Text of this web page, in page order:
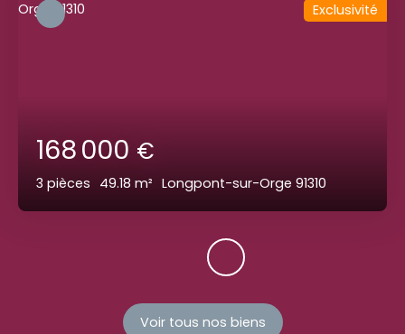
168 000 €
3 pièces 49.18 m² Longpont-sur-Orge 91310
Exclusivité
Voir tous nos biens